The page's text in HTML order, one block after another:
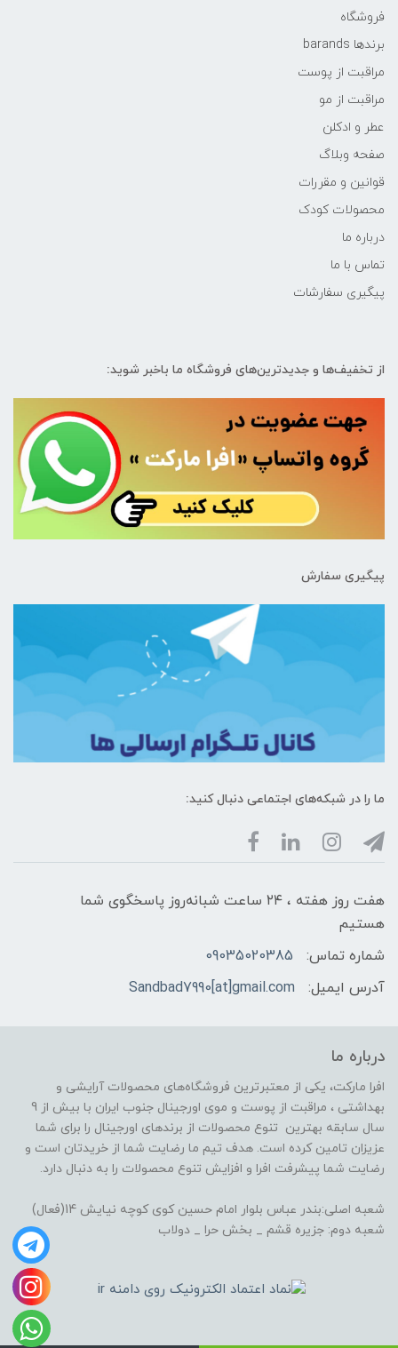
فروشگاه
برندها barands
مراقبت از پوست
مراقبت از مو
عطر و ادکلن
صفحه وبلاگ
قوانین و مقررات
محصولات کودک
درباره ما
تماس با ما
پیگیری سفارشات
از تخفیف‌ها و جدیدترین‌های فروشگاه ما باخبر شوید:
پیگیری سفارش
ما را در شبکه‌های اجتماعی دنبال کنید:
هفت روز هفته ، ۲۴ ساعت شبانه‌روز پاسخگوی شما
هستیم
شماره تماس:
09035020385
آدرس ایمیل:
Sandbad7990[at]gmail.com
درباره ما
افرا مارکت، یکی از معتبرترین فروشگاه‌های محصولات آرایشی و
بهداشتی ، مراقبت از پوست و موی اورجینال جنوب ایران با بیش از 9
سال سابقه بهترین تنوع محصولات از برندهای اورجینال را برای شما
عزیزان تامین کرده است. هدف تیم ما رضایت شما از خریدتان است و
رضایت شما پیشرفت افرا و افزایش تنوع محصولات را به دنبال دارد.
شعبه اصلی:بندر عباس بلوار امام حسین کوی کوچه نیایش 14(فعال)
شعبه دوم: جزیره قشم _ بخش حرا _ دولاب